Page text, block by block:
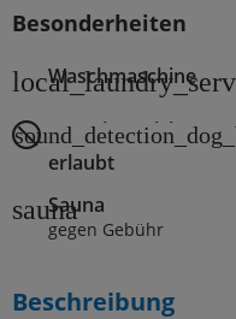
Besonderheiten
Waschmaschine
Haustiere nicht
erlaubt
saunaSauna
gegen Gebühr
Beschreibung